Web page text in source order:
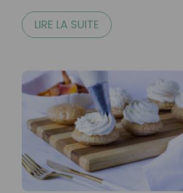
LIRE LA SUITE